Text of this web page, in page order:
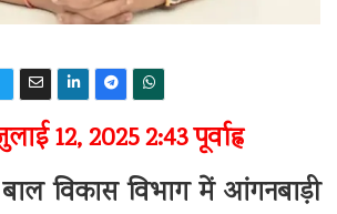
12, 2025 2:43 पूर्वाह्न
में बाल विकास विभाग में आंगनबाड़ी